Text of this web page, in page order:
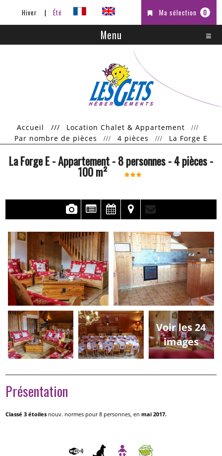
Hiver Été Ma sélection 0
Menu
Accueil ///
Location Chalet & Appartement
Par nombre de pièces
4 pièces La Forge E
La Forge E- Appartement- 8 personnes- 4 pièces-
100m²
Voir les 24
images
Présentation
Classé 3 étoiles nouv. normes pour 8 personnes, en mai 2017.